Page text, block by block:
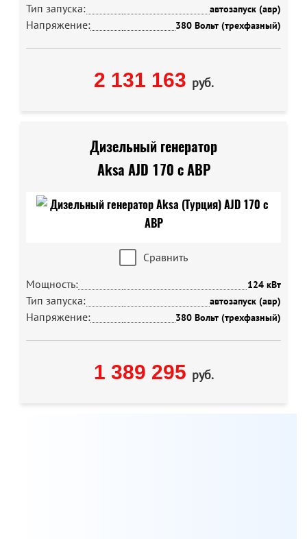
Тип запуска: автозапуск (авр)
Напряжение: 380 Вольт (трехфазный)
2 131 163 руб.
Дизельный генератор
Aksa AJD 170 с АВР
Сравнить
Мощность:
124 кВт
Тип запуска: автозапуск (авр)
Напряжение: 380 Вольт (трехфазный)
1 389 295 руб.